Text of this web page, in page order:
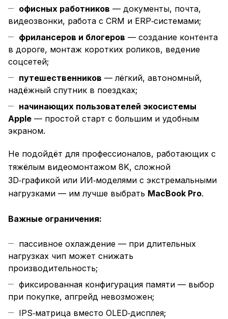
офисных работников — документы, почта,
видеозвонки, работа с CRM и ERP‑системами;
фрилансеров и блогеров — создание контента
в дороге, монтаж коротких роликов, ведение
соцсетей;
путешественников — лёгкий, автономный,
надёжный спутник в поездках;
начинающих пользователей экосистемы
Apple — простой старт с большим и удобным
экраном.
Не подойдёт для профессионалов, работающих с
тяжёлым видеомонтажом 8K, сложной
3D‑графикой или ИИ‑моделями с экстремальными
нагрузками — им лучше выбрать MacBook Pro.
Важные ограничения:
пассивное охлаждение — при длительных
нагрузках чип может снижать
производительность;
фиксированная конфигурация памяти — выбор
при покупке, апгрейд невозможен;
IPS‑матрица вместо OLED‑дисплея;